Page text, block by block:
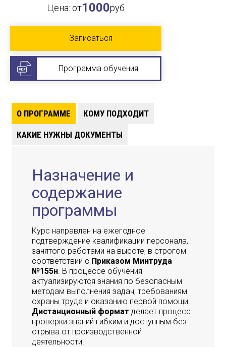
Цена: от1000руб
Записаться
Программа обучения
О ПРОГРАММЕ КОМУ ПОДХОДИТ
КАКИЕ НУЖНЫ ДОКУМЕНТЫ
Назначение и
содержание
программы
Курс направлен на ежегодное
подтверждение квалификации персонала,
занятого работами на высоте, в строгом
соответствии с Приказом Минтруда
№155н. В процессе обучения
актуализируются знания по безопасным
методам выполнения задач, требованиям
охраны труда и оказанию первой помощи.
Дистанционный формат делает процесс
проверки знаний гибким и доступным без
отрыва от производственной
деятельности.